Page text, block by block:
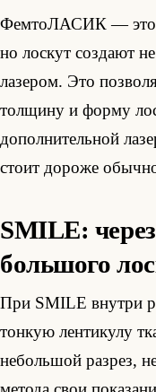
ФемтоЛАСИК — это
но лоскут создают
лазером. Это
толщину и форму
дополнительной
стоит дороже
SMILE:
большого
При SMILE внутри
тонкую лентикулу
небольшой разрез,